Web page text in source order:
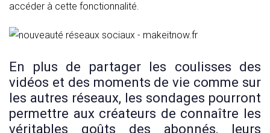
accéder à cette fonctionnalité.
En plus de partager les coulisses des
vidéos et des moments de vie comme sur
les autres réseaux, les sondages pourront
permettre aux créateurs de connaître les
véritables goûts des abonnés, leurs